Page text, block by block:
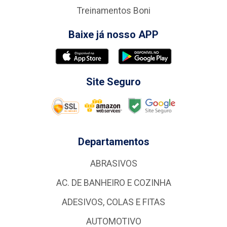
Treinamentos Boni
Baixe já nosso APP
Site Seguro
Departamentos
ABRASIVOS
AC. DE BANHEIRO E COZINHA
ADESIVOS, COLAS E FITAS
AUTOMOTIVO